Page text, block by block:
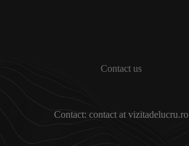
Contact us
Contact: contact at vizitadelucru.ro